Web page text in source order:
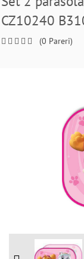
CZ10240
(0 Pareri)